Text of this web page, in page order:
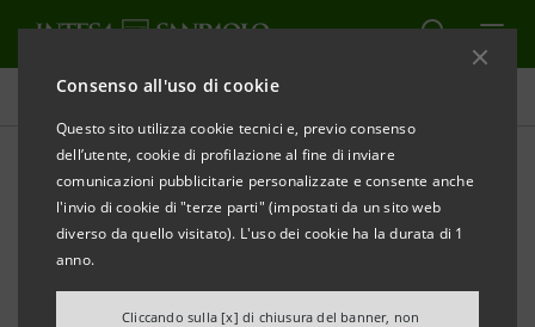
Consenso all'uso di cookie
Questo sito utilizza cookie tecnici e, previo consenso
dell’utente, cookie di profilazione al fine di inviare
comunicazioni pubblicitarie personalizzate e consente anche
l'invio di cookie di "terze parti" (impostati da un sito web
diverso da quello visitato). L'uso dei cookie ha la durata di 1
anno.
Cliccando sulla [x] di chiusura del banner, non
Tutte le news
Eurizon e Fideuram
aderiscono alla Net Zero
Asset Managers Initiative